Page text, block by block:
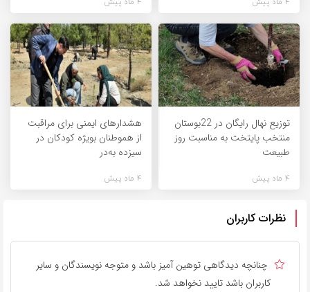
توزیع نهال رایگان در 22بوستان
منتخب پایتخت به مناسبت روز
طبیعت
4 ماه پیش
هشدارهای ایمنی برای مراقبت
از هموطنان بویژه کودکان در
سیزده به‌در
4 ماه پیش
نظرات کاربران
چنانچه دیدگاهی توهین آمیز باشد و متوجه نویسندگان و سایر
کاربران باشد تایید نخواهد شد.